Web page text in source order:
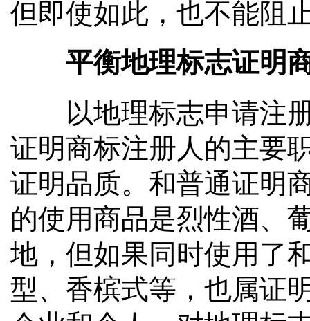
但即使如此，也不能阻
平衡地理标志证明商
以地理标志申请注册
证明商标注册人的主要
证明品质。和普通证明
的使用商品是烈性酒、
地，但如果同时使用了
型、香槟式等，也属证